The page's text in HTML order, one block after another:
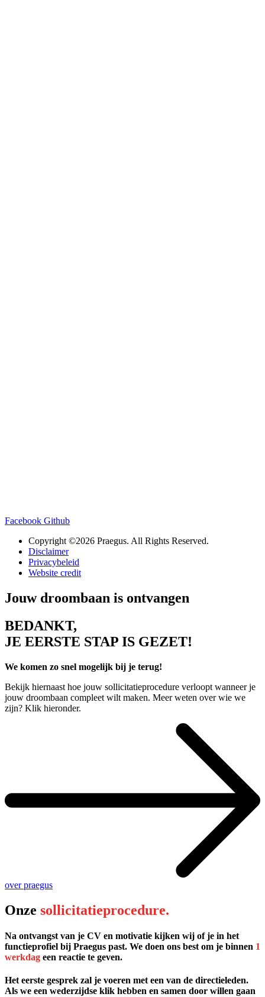
Facebook Github
Copyright ©2026 Praegus. All Rights Reserved.
Disclaimer
Privacybeleid
Website credit
Jouw droombaan is ontvangen
BEDANKT,
JE EERSTE STAP IS GEZET!
We komen zo snel mogelijk bij je terug!
Bekijk hiernaast hoe jouw sollicitatieprocedure verloopt wanneer je
jouw droombaan compleet wilt maken. Meer weten over wie we
zijn? Klik hieronder.
over praegus
Onze sollicitatieprocedure.
Na ontvangst van je CV en motivatie kijken wij of je in het
functieprofiel bij Praegus past. We doen ons best om je binnen 1
werkdag een reactie te geven.
Het eerste gesprek zal je voeren met een van de directieleden.
Als we een wederzijdse klik hebben en samen door willen gaan